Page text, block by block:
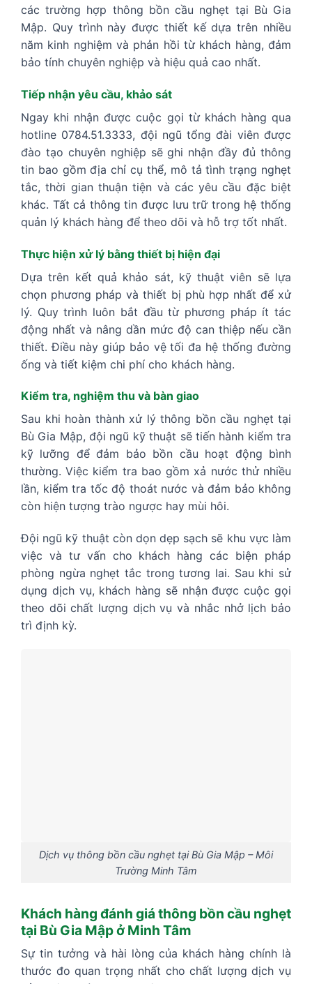
các trường hợp thông bồn cầu nghẹt tại Bù Gia
Mập. Quy trình này được thiết kế dựa trên nhiều
năm kinh nghiệm và phản hồi từ khách hàng, đảm
bảo tính chuyên nghiệp và hiệu quả cao nhất.
Tiếp nhận yêu cầu, khảo sát
Ngay khi nhận được cuộc gọi từ khách hàng qua
hotline 0784.51.3333, đội ngũ tổng đài viên được
đào tạo chuyên nghiệp sẽ ghi nhận đầy đủ thông
tin bao gồm địa chỉ cụ thể, mô tả tình trạng nghẹt
tắc, thời gian thuận tiện và các yêu cầu đặc biệt
khác. Tất cả thông tin được lưu trữ trong hệ thống
quản lý khách hàng để theo dõi và hỗ trợ tốt nhất.
Thực hiện xử lý bằng thiết bị hiện đại
Dựa trên kết quả khảo sát, kỹ thuật viên sẽ lựa
chọn phương pháp và thiết bị phù hợp nhất để xử
lý. Quy trình luôn bắt đầu từ phương pháp ít tác
động nhất và nâng dần mức độ can thiệp nếu cần
thiết. Điều này giúp bảo vệ tối đa hệ thống đường
ống và tiết kiệm chi phí cho khách hàng.
Kiểm tra, nghiệm thu và bàn giao
Sau khi hoàn thành xử lý thông bồn cầu nghẹt tại
Bù Gia Mập, đội ngũ kỹ thuật sẽ tiến hành kiểm tra
kỹ lưỡng để đảm bảo bồn cầu hoạt động bình
thường. Việc kiểm tra bao gồm xả nước thử nhiều
lần, kiểm tra tốc độ thoát nước và đảm bảo không
còn hiện tượng trào ngược hay mùi hôi.
Đội ngũ kỹ thuật còn dọn dẹp sạch sẽ khu vực làm
việc và tư vấn cho khách hàng các biện pháp
phòng ngừa nghẹt tắc trong tương lai. Sau khi sử
dụng dịch vụ, khách hàng sẽ nhận được cuộc gọi
theo dõi chất lượng dịch vụ và nhắc nhở lịch bảo
trì định kỳ.
Dịch vụ thông bồn cầu nghẹt tại Bù Gia Mập – Môi
Trường Minh Tâm
Khách hàng đánh giá thông bồn cầu nghẹt
tại Bù Gia Mập ở Minh Tâm
Sự tin tưởng và hài lòng của khách hàng chính là
thước đo quan trọng nhất cho chất lượng dịch vụ